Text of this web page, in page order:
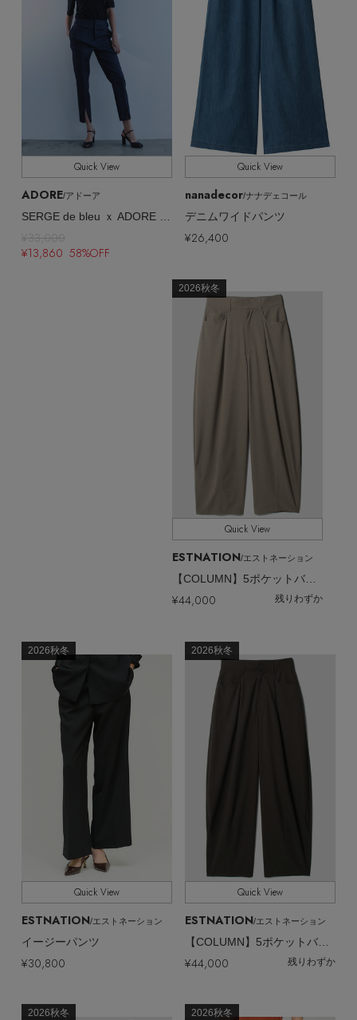
【ペプラム】トレンドシルエット
『ELLE』最新号掲載
【ジュエリー】シルバーでクールに
スカート
ジャケット
ニット
ルームウェア・パジャマ
フラットシューズ
レインシューズ
トートバッグ
ハンドバッグ
財布・小物
ボディバッグ・ウェストポーチ
クラッチバッグ
帽子・イヤーマフ
ヘアアクセサリー
スマートフォンケース・タブレットケース
アイウェア
ベルト
ピアス・イヤリング
ネックレス
バングル・ブレスレット
リング
コサージュ・ブローチ
アンクレット
すべてのランジェリー
ランジェリー
インナー
スポーツ
すべてのスポーツ
ウェア
シューズ
バッグ・小物
水着・スイムウェア
CONTENTS
特集一覧
NEW IN BRAND
Quick View
ADORE/アドーア
¥33,000
¥13,860 58%OFF
Quick View
nanadecor/ナナデェコール
デニムワイドパンツ
¥26,400
2026秋冬
Quick View
ESTNATION/エストネーション
【COLUMN】5ポケットバレルパンツ＜PERMANENT＞
¥44,000 残りわずか
2026秋冬
Quick View
ESTNATION/エストネーション
【COLUMN】5ポケットバレルパンツ＜PERMANENT＞
¥44,000 残りわずか
2026秋冬
Quick View
ESTNATION/エストネーション
イージーパンツ
¥30,800
2026秋冬
2026秋冬